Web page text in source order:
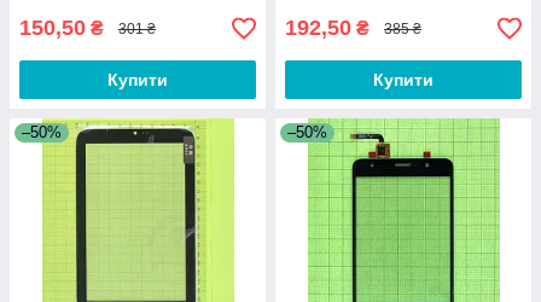
150,50 ₴ 301 ₴
Купити
192,50 ₴ 385 ₴
Купити
–50% –50%